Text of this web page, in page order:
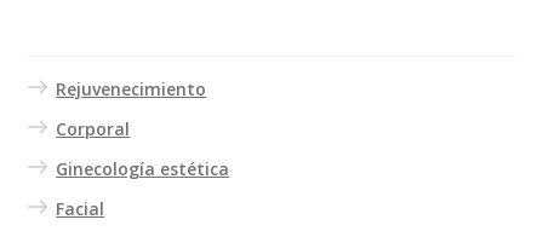
Rejuvenecimiento
Corporal
Ginecología estética
Facial